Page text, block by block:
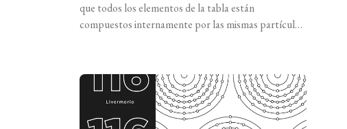
que todos los elementos de la tabla están
compuestos internamente por las mismas partículas:
diferencia entre los distintos elementos, además de
las que se observan macroscópicamente, es la
cantidad de protones que [...]